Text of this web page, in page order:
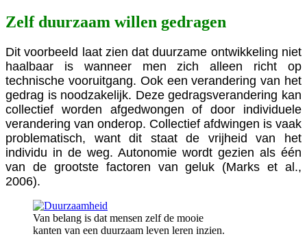
Zelf duurzaam willen gedragen
Dit voorbeeld laat zien dat duurzame ontwikkeling niet
haalbaar is wanneer men zich alleen richt op
technische vooruitgang. Ook een verandering van het
gedrag is noodzakelijk. Deze gedragsverandering kan
collectief worden afgedwongen of door individuele
verandering van onderop. Collectief afdwingen is vaak
problematisch, want dit staat de vrijheid van het
individu in de weg. Autonomie wordt gezien als één
van de grootste factoren van geluk (Marks et al.,
2006).
Van belang is dat mensen zelf de mooie
kanten van een duurzaam leven leren inzien.